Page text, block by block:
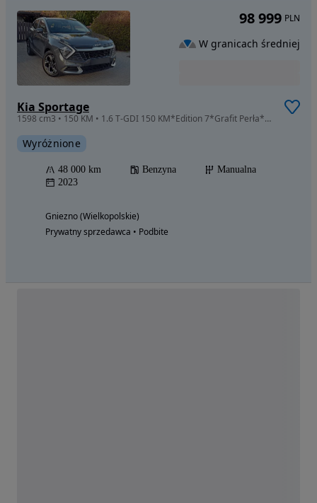
Kia Sportage
1598 cm3 • 150 KM • 1.6 T-GDI 150 KM*Edition 7*Grafit Perła*Navi*Bezwypadkowa
Wyróżnione
48 000 km Benzyna
Manualna
2023
Gniezno (Wielkopolskie)
Prywatny sprzedawca • Podbite
98 999 PLN
W granicach średniej